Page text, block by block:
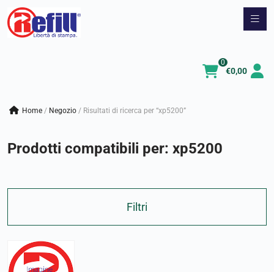
Vai
€0,00
0
Home / negozio / Risultati di ricerca per “xp5200”
Prodotti compatibili per: xp5200
Filtri